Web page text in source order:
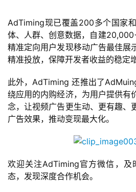
手
机
游
单
机
游
休
闲
AdTiming现已覆盖200多个国家
体、人群、创意数据，自建
精准定向用户发现移动广告最佳展
精准投放，保障开发者收益的稳定增
此外，AdTiming 还推出了
绕应用的内购经济，为用户提供有
念，让视频广告更生动、更有趣、
广告效果，推动变现最大化。
欢迎关注AdTiming官方微信，及
态，发现深度合作机会。